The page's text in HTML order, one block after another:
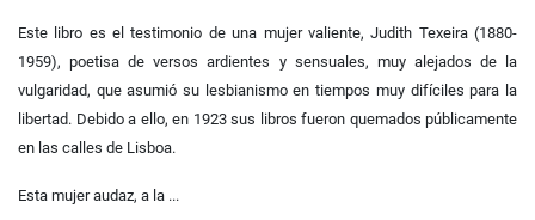
Este libro es el testimonio de una mujer valiente, Judith Texeira (1880-
1959), poetisa de versos ardientes y sensuales, muy alejados de la
vulgaridad, que asumió su lesbianismo en tiempos muy difíciles para la
libertad. Debido a ello, en 1923 sus libros fueron quemados públicamente
en las calles de Lisboa.
Esta mujer audaz, a la ...